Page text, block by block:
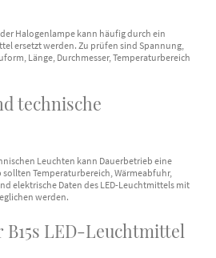
Halogenlampe kann häufig durch ein
ersetzt werden. Zu prüfen sind Spannung,
Länge, Durchmesser, Temperaturbereich
technische
Leuchten kann Dauerbetrieb eine
Temperaturbereich, Wärmeabfuhr,
elektrische Daten des LED-Leuchtmittels mit
werden.
LED-Leuchtmittel